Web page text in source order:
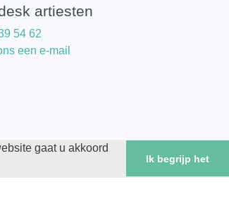
gaat u akkoord
Ik begrijp het
artiesten
54 62
een e-mail